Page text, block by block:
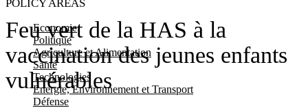
POLICY AREAS
Economie
Politique
Agriculture et Alimentation
Santé
Technologies
Energie, Environnement et Transport
Défense
Feu vert de la HAS à la
vaccination des jeunes enfants
vulnérables